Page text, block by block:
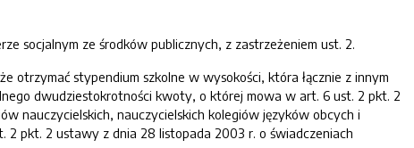
socjalnym ze środków publicznych, z zastrzeżeniem ust. 2.
otrzymać stypendium szkolne w wysokości, która łącznie z innym
dwudziestokrotności kwoty, o której mowa w art. 6 ust. 2 pkt. 2
nauczycielskich, nauczycielskich kolegiów języków obcych i
2 pkt. 2 ustawy z dnia 28 listopada 2003 r. o świadczeniach